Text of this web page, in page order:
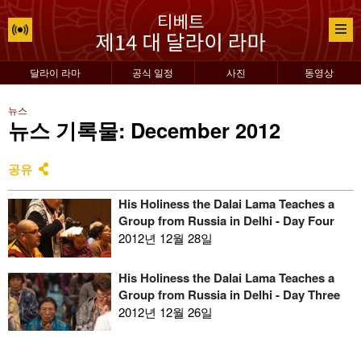
달라이 라마 공식 일정 사진 동영상
뉴스
뉴스 기록물: December 2012
공유
His Holiness the Dalai Lama Teaches a
Group from Russia in Delhi - Day Four
2012년 12월 28일
His Holiness the Dalai Lama Teaches a
Group from Russia in Delhi - Day Three
2012년 12월 26일